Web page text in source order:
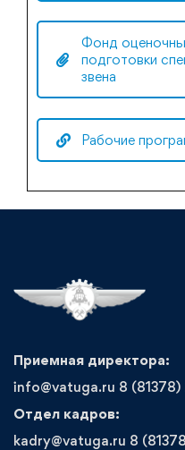
Фонд
подготовки
звена
Рабочие
Приемная директора:
info@vatuga.ru 8
Отдел кадров:
kadry@vatuga.ru 8